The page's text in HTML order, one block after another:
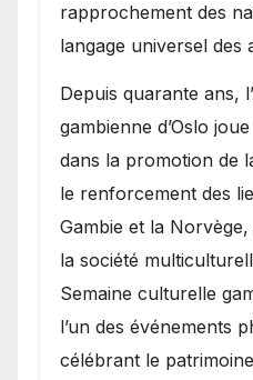
rapprochement des
langage universel des
​Depuis quarante ans,
gambienne d’Oslo
dans la promotion de
le renforcement des
Gambie et la
la société
Semaine culturelle
l’un des événements
célébrant le